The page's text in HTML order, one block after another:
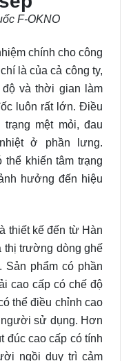
F-OKNO
chính cho công
là của cả công ty,
và thời gian làm
luôn rất lớn. Điều
mệt mỏi, đau
ở phần lưng.
khiến tâm trạng
hưởng đến hiệu
thiết kế đến từ Hàn
thị trường dòng ghế
Sản phẩm có phần
cao cấp có chế độ
thể điều chỉnh cao
người sử dụng. Hơn
đúc cao cấp có tính
ngồi duy trì cảm